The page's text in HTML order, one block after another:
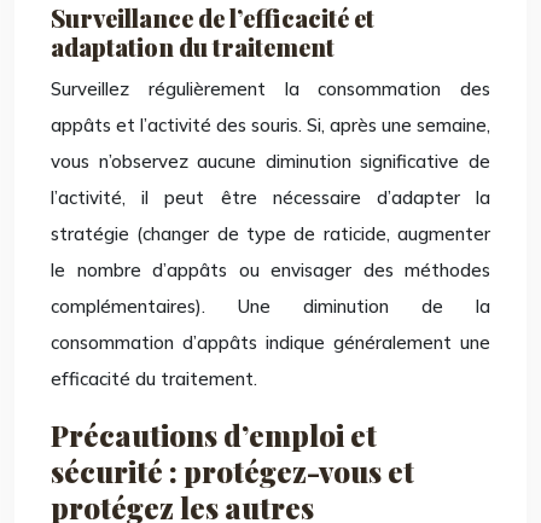
Surveillance de l’efficacité et
adaptation du traitement
Surveillez régulièrement la consommation des
appâts et l’activité des souris. Si, après une semaine,
vous n’observez aucune diminution significative de
l’activité, il peut être nécessaire d’adapter la
stratégie (changer de type de raticide, augmenter
le nombre d’appâts ou envisager des méthodes
complémentaires). Une diminution de la
consommation d’appâts indique généralement une
efficacité du traitement.
Précautions d’emploi et
sécurité : protégez-vous et
protégez les autres